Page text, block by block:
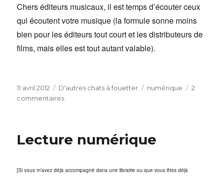
Chers éditeurs musicaux, il est temps d’écouter ceux
qui écoutent votre musique (la formule sonne moins
bien pour les éditeurs tout court et les distributeurs de
films, mais elles est tout autant valable).
Publié
le
11 avril 2012 Catégories
D'autres chats à fouetter Étiquettes
numérique
2
commentairessur
et
Lecture numérique
[Si vous m’avez déjà accompagné dans une librairie ou que vous êtes déjà